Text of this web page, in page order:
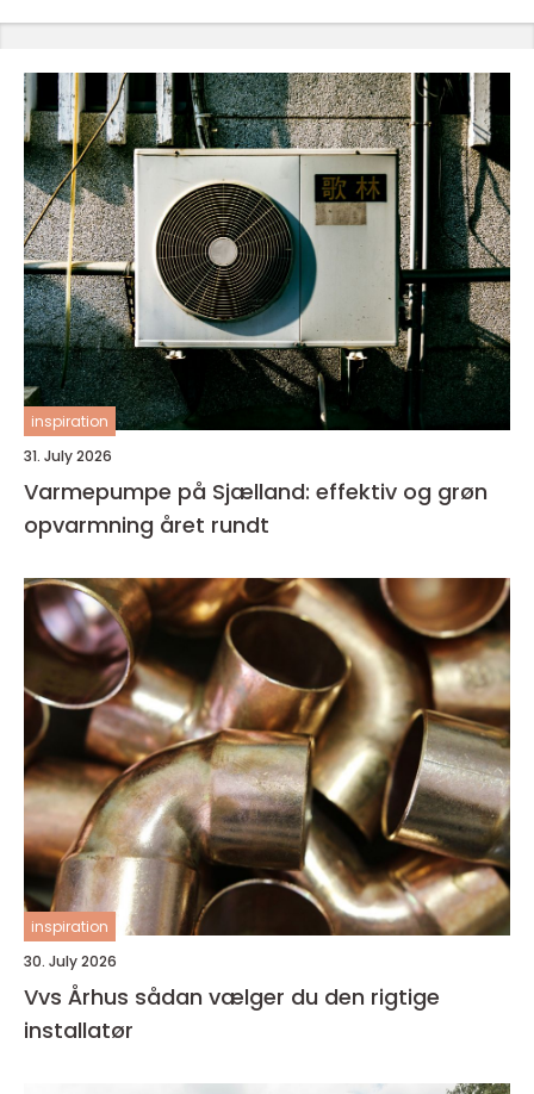
inspiration
31. July 2026
Varmepumpe på Sjælland: effektiv og grøn
opvarmning året rundt
inspiration
30. July 2026
Vvs Århus sådan vælger du den rigtige
installatør